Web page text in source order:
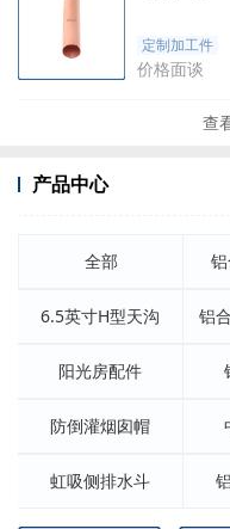
定制加工件
价格面谈
查
产品中心
全部
6.5英寸H型天沟 铝
阳光房配件
防倒灌烟囱帽
虹吸侧排水斗